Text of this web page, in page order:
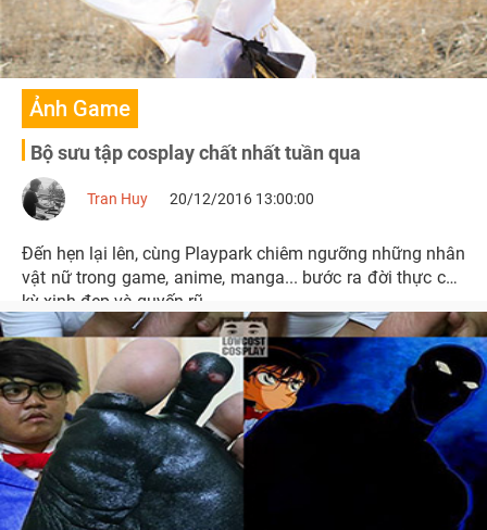
Ảnh Game
Bộ sưu tập cosplay chất nhất tuần qua
Tran Huy 20/12/2016 13:00:00
Đến hẹn lại lên, cùng Playpark chiêm ngưỡng những nhân
vật nữ trong game, anime, manga... bước ra đời thực cực
kỳ xinh đẹp và quyến rũ.